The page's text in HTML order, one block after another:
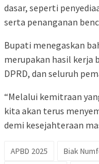
dasar, seperti
serta penanganan
Bupati menegaskan
merupakan hasil kerja
DPRD, dan seluruh
“Melalui kemitraan
kita akan terus
demi kesejahteraan
APBD 2025 Biak